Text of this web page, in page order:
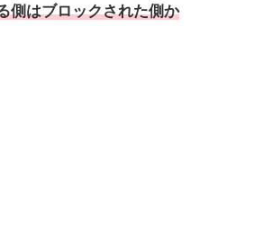
側はブロックされた側か